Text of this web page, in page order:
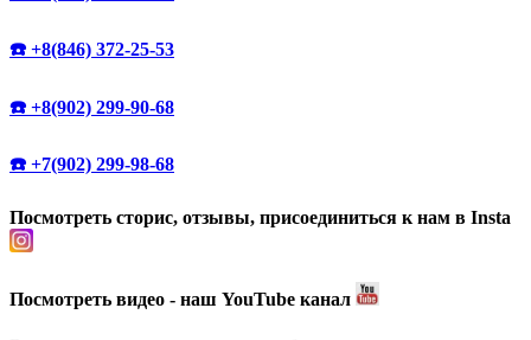
☎️ +8(846) 372-25-53
☎️ +8(902) 299-90-68
☎️ +7(902) 299-98-68
Посмотреть сторис, отзывы, присоединиться к нам в Insta
Посмотреть видео - наш YouTube канал